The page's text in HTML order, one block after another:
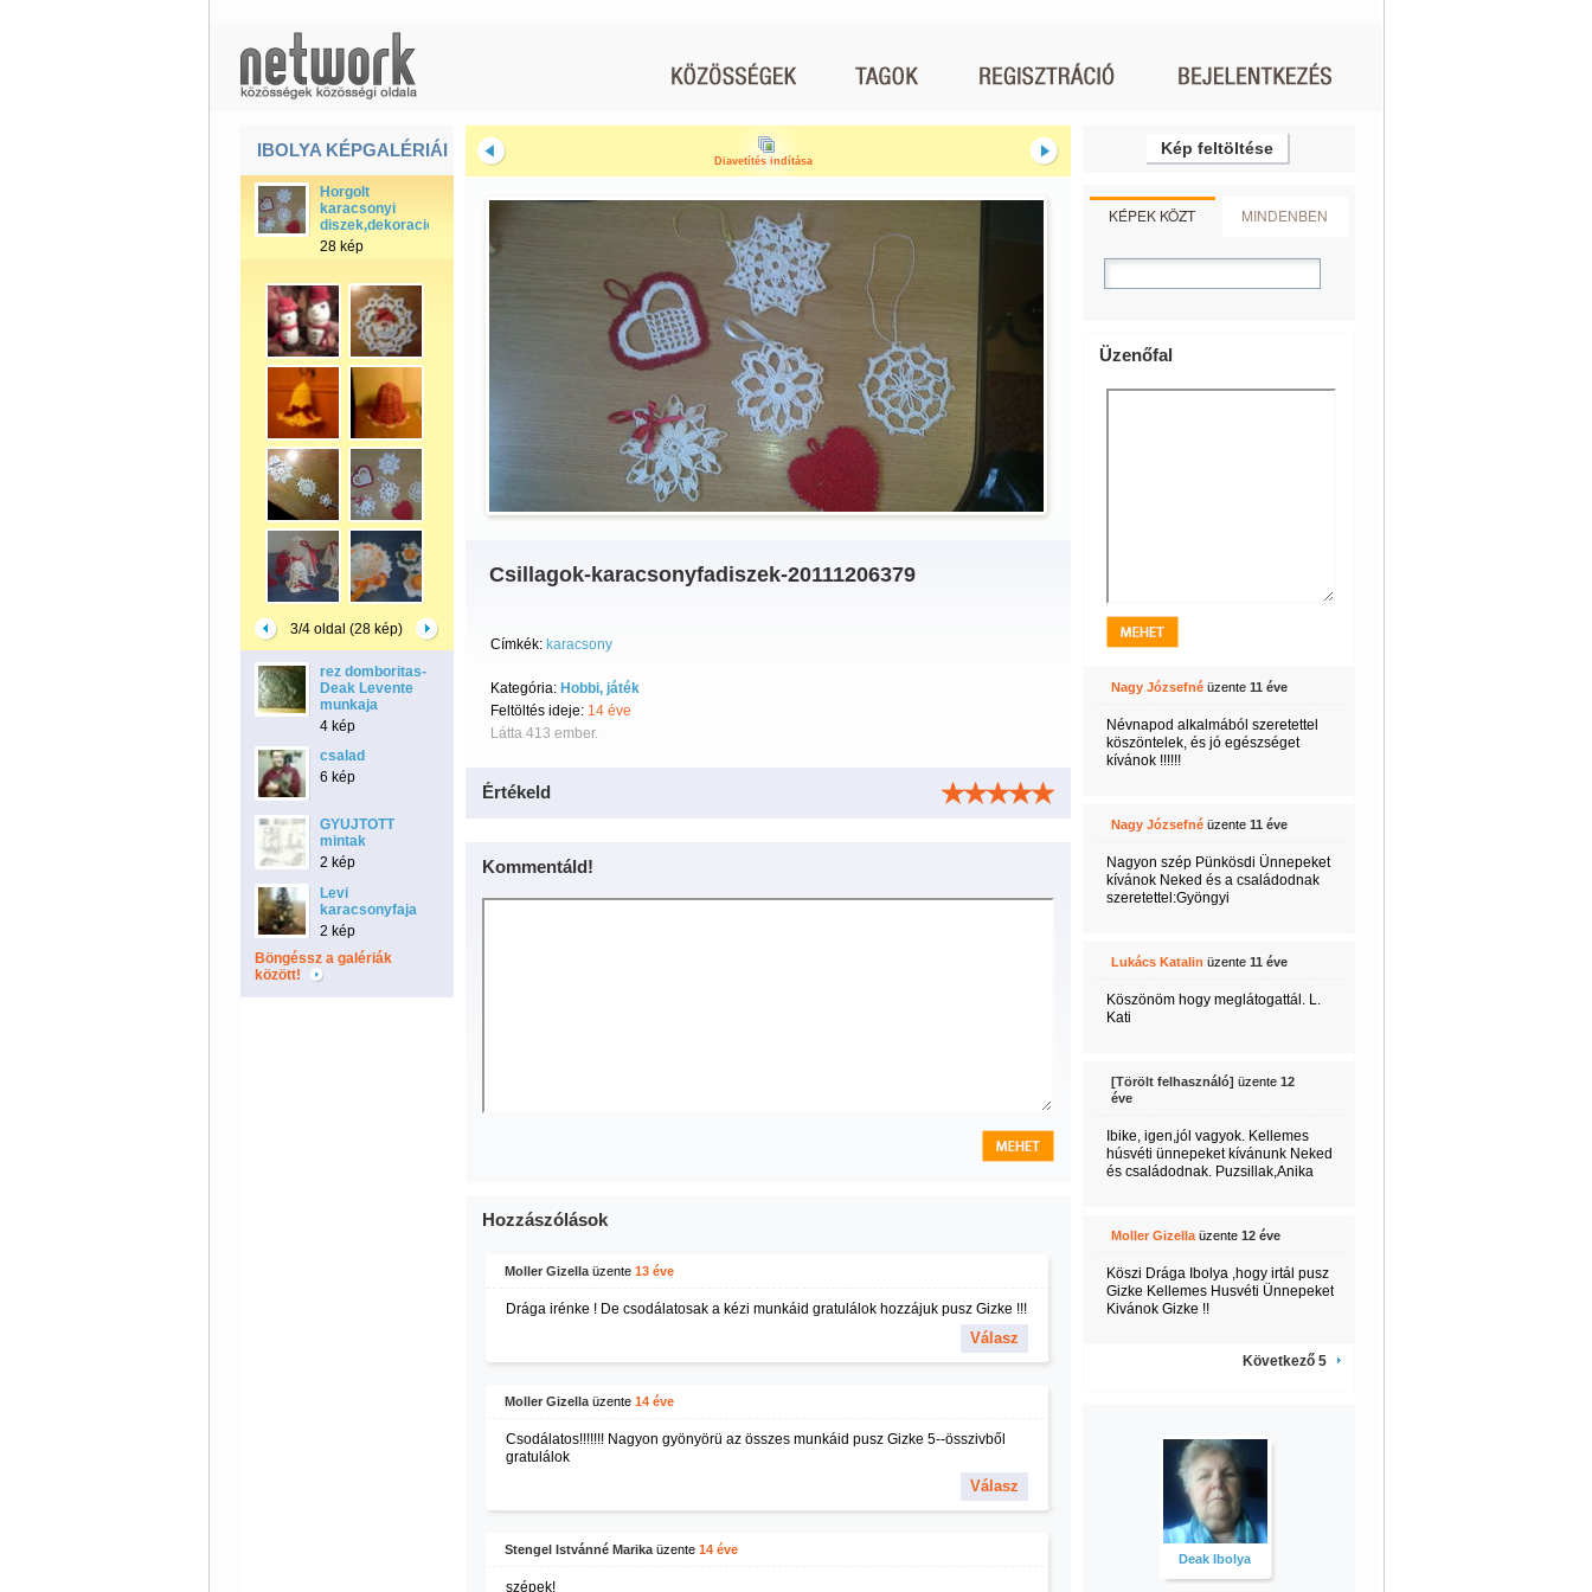
IBOLYA KÉPGALÉRIÁI
Horgolt
karacsonyi
diszek,dekoraciok
28 kép
3/4 oldal (28 kép)
rez domboritas-
Deak Levente
munkaja
4 kép
csalad
6 kép
GYUJTOTT
mintak
2 kép
Levi
karacsonyfaja
2 kép
Böngéssz a galériák
között!
Diavetítés indítása
Csillagok-karacsonyfadiszek-20111206379
Címkék: karacsony
Kategória: Hobbi, játék
Feltöltés ideje: 14 éve
Látta 413 ember.
Értékeld
Kommentáld!
Hozzászólások
Moller Gizellaüzente 13 éve
Drága irénke ! De csodálatosak a kézi munkáid gratulálok hozzájuk pusz Gizke !!!
Válasz
Moller Gizellaüzente 14 éve
Csodálatos!!!!!!! Nagyon gyönyörü az összes munkáid pusz Gizke 5--összivből
gratulálok
Válasz
Stengel Istvánné Marikaüzente 14 éve
szépek!
Kép feltöltése
KÉPEK KÖZT MINDENBEN
Üzenőfal
Nagy Józsefnéüzente 11 éve
Névnapod alkalmából szeretettel
köszöntelek, és jó egészséget
kívánok !!!!!!
Nagy Józsefnéüzente 11 éve
Nagyon szép Pünkösdi Ünnepeket
kívánok Neked és a családodnak
szeretettel:Gyöngyi
Lukács Katalin üzente 11 éve
Köszönöm hogy meglátogattál. L.
Kati
[Törölt felhasználó] üzente 12
éve
Ibike, igen,jól vagyok. Kellemes
húsvéti ünnepeket kívánunk Neked
és családodnak. Puzsillak,Anika
Moller Gizellaüzente 12 éve
Köszi Drága Ibolya ,hogy irtál pusz
Gizke Kellemes Husvéti Ünnepeket
Kivánok Gizke !!
Következő 5
Deak Ibolya